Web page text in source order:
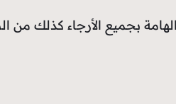
بجميع الأرجاء كذلك